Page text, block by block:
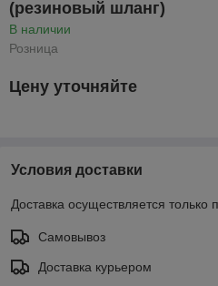
(резиновый шланг)
В наличии
Розница
Цену уточняйте
Условия доставки
Доставка осуществляется только
Самовывоз
Доставка курьером